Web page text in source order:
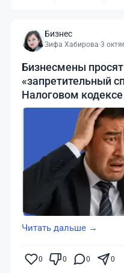
Бизнес
Зифа Хабирова·3
Бизнесмены
«запретительный
Налоговом кодексе
Читать дальше →
0 0 0 0